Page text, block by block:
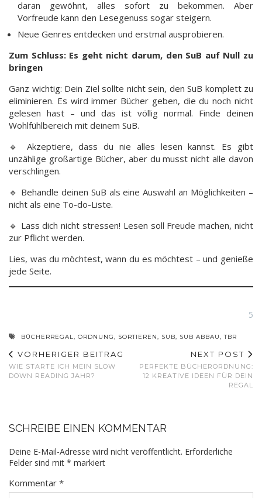
daran gewöhnt, alles sofort zu bekommen. Aber
Vorfreude kann den Lesegenuss sogar steigern.
Neue Genres entdecken und erstmal ausprobieren.
Zum Schluss: Es geht nicht darum, den SuB auf Null zu
bringen
Ganz wichtig: Dein Ziel sollte nicht sein, den SuB komplett zu
eliminieren. Es wird immer Bücher geben, die du noch nicht
gelesen hast – und das ist völlig normal. Finde deinen
Wohlfühlbereich mit deinem SuB.
🔹 Akzeptiere, dass du nie alles lesen kannst. Es gibt
unzählige großartige Bücher, aber du musst nicht alle davon
verschlingen.
🔹 Behandle deinen SuB als eine Auswahl an Möglichkeiten –
nicht als eine To-do-Liste.
🔹 Lass dich nicht stressen! Lesen soll Freude machen, nicht
zur Pflicht werden.
Lies, was du möchtest, wann du es möchtest – und genieße
jede Seite.
5
BÜCHERREGAL, ORDNUNG, SORTIEREN, SUB, SUB ABBAU,TBR
VORHERIGER BEITRAG
WIE STARTE ICH MEIN SLOW
DOWN READING JAHR?
NEXT POST
PERFEKTE BÜCHERORDNUNG:
12 KREATIVE IDEEN FÜR DEIN
REGAL
SCHREIBE EINEN KOMMENTAR
Deine E-Mail-Adresse wird nicht veröffentlicht. Erforderliche
Felder sind mit * markiert
Kommentar *